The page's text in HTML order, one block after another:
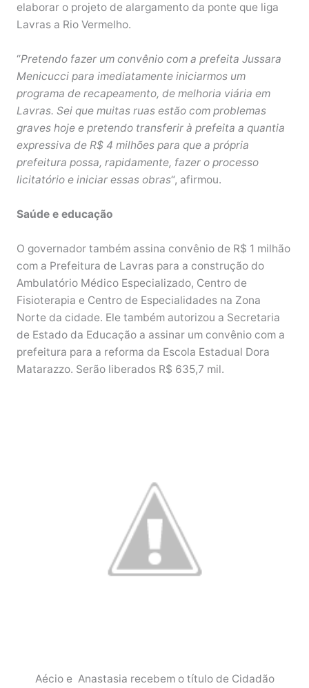
elaborar o projeto de alargamento da ponte que liga
Lavras a Rio Vermelho.
“Pretendo fazer um convênio com a prefeita Jussara
Menicucci para imediatamente iniciarmos um
programa de recapeamento, de melhoria viária em
Lavras. Sei que muitas ruas estão com problemas
graves hoje e pretendo transferir à prefeita a quantia
expressiva de R$ 4 milhões para que a própria
prefeitura possa, rapidamente, fazer o processo
licitatório e iniciar essas obras“, afirmou.
Saúde e educação
O governador também assina convênio de R$ 1 milhão
com a Prefeitura de Lavras para a construção do
Ambulatório Médico Especializado, Centro de
Fisioterapia e Centro de Especialidades na Zona
Norte da cidade. Ele também autorizou a Secretaria
de Estado da Educação a assinar um convênio com a
prefeitura para a reforma da Escola Estadual Dora
Matarazzo. Serão liberados R$ 635,7 mil.
Aécio e Anastasia recebem o título de Cidadão